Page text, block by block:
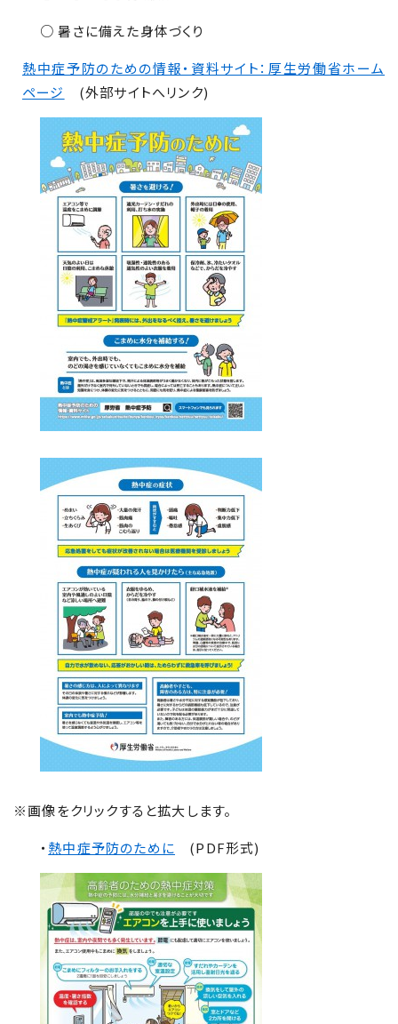
○ 暑さに備えた身体づくり
熱中症予防のための情報・資料サイト：厚生労働省ホーム
ページ
(外部サイトへリンク)
※画像をクリックすると拡大します。
・ 熱中症予防のために (PDF形式)